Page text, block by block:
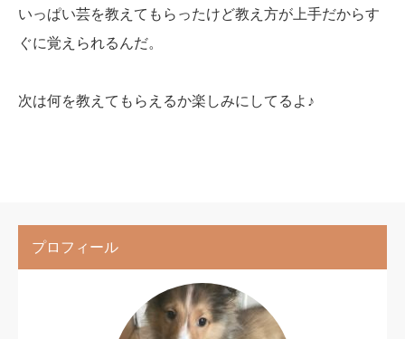
いっぱい芸を教えてもらったけど教え方が上手だからす
ぐに覚えられるんだ。
次は何を教えてもらえるか楽しみにしてるよ♪
プロフィール